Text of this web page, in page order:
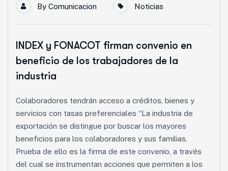
By Comunicacion Noticias
INDEX y FONACOT firman convenio en
beneficio de los trabajadores de la
industria
Colaboradores tendrán acceso a créditos, bienes y
servicios con tasas preferenciales “La industria de
exportación se distingue por buscar los mayores
beneficios para los colaboradores y sus familias.
Prueba de ello es la firma de este convenio, a través
del cual se instrumentan acciones que permiten a los